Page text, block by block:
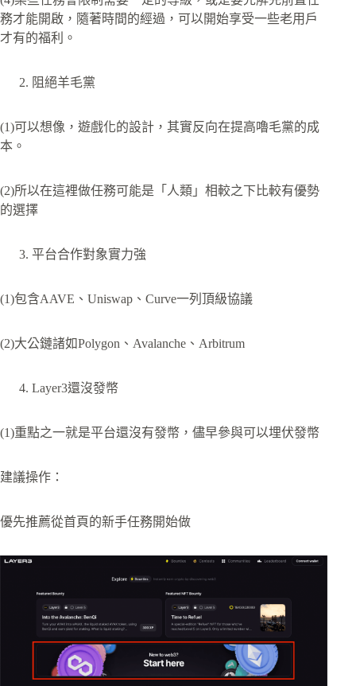
務才能開啟，隨著時間的經過，可以開始享受一些老用戶
才有的福利。
阻絕羊毛黨
(1)可以想像，遊戲化的設計，其實反向在提高嚕毛黨的成
本。
(2)所以在這裡做任務可能是「人類」相較之下比較有優勢
的選擇
平台合作對象實力強
(1)包含AAVE、Uniswap、Curve一列頂級協議
(2)大公鏈諸如Polygon、Avalanche、Arbitrum
Layer3還沒發幣
(1)重點之一就是平台還沒有發幣，儘早參與可以埋伏發幣
建議操作：
優先推薦從首頁的新手任務開始做